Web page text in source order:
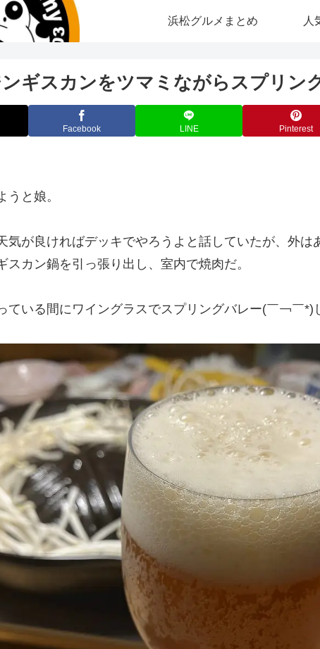
浜松グルメまとめ 人
ギスカンをツマミながらスプリン
Facebook LINE Pinterest
うと娘。
気が良ければデッキでやろうよと話していたが、外は
スカン鍋を引っ張り出し、室内で焼肉だ。
ている間にワイングラスでスプリングバレー(￣￢￣*)